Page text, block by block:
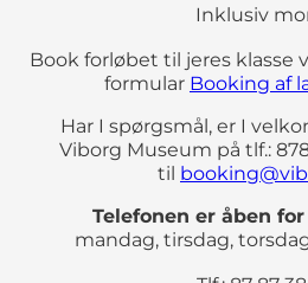
Inklusiv
Book forløbet til jeres klasse
formular Booking af
Har I spørgsmål, er I
Viborg Museum på tlf.:
til
Telefonen er åben
mandag, tirsdag,